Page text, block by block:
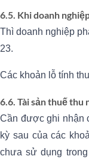
6.5. Khi doanh
Thì doanh nghiệp
23.
Các khoản lỗ tính
6.6. Tài sản thuế thu
Cần được ghi nhận
kỳ sau của các
chưa sử dụng